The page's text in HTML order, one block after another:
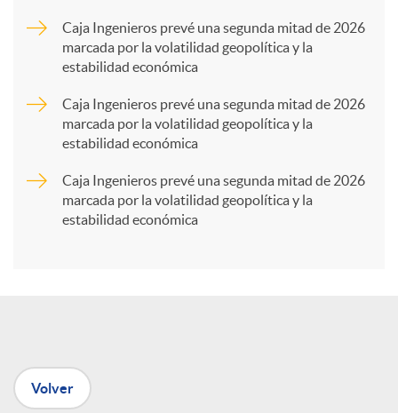
a
n
Caja Ingenieros prevé una segunda mitad de 2026
marcada por la volatilidad geopolítica y la
estabilidad económica
Caja Ingenieros prevé una segunda mitad de 2026
marcada por la volatilidad geopolítica y la
estabilidad económica
Caja Ingenieros prevé una segunda mitad de 2026
marcada por la volatilidad geopolítica y la
estabilidad económica
Volver